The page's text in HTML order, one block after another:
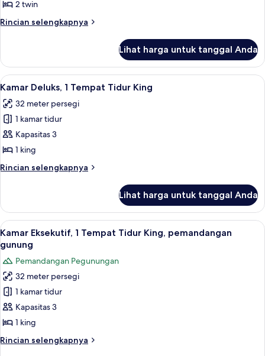
untuk
Executive
Mountain
View
2 twin
Rincian selengkapnya
Rincian
Executive
Twin
Room,
View
Lihat harga untuk tanggal Anda
Lihat
semua
foto
untuk
Kamar
Deluks,
1
Tempat
King
Seprai antialergi, selimut bulu angsa,
7
Kamar Deluks, 1 Tempat Tidur King
32 meter persegi
1 kamar tidur
Kapasitas 3
1 king
Rincian selengkapnya
Rincian
Kamar
Deluks,
1
Tempat
Tidur
King
Lihat harga untuk tanggal Anda
Lihat
semua
foto
untuk
Kamar
Eksekutif,
1
Tempat
Tidur
King,
Seprai antialergi, selimut bulu angsa,
10
Kamar Eksekutif, 1 Tempat Tidur King, pemandangan
gunung
Pemandangan Pegunungan
32 meter persegi
1 kamar tidur
Kapasitas 3
1 king
Rincian selengkapnya
Rincian